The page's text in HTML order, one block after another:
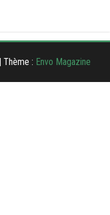
| Thème : Envo Magazine